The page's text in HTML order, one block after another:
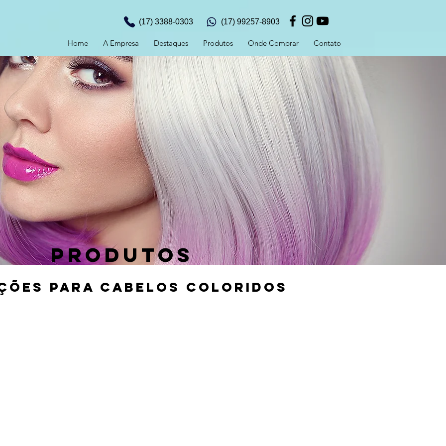
(17) 3388-0303 (17) 99257-8903
Home A Empresa Destaques Produtos Onde Comprar Contato
PRODUTOS
PARA CABELOS COLORIDOS